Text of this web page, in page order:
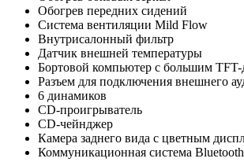
Обогрев передних сидений
Система вентиляции Mild Flow
Внутрисалонный фильтр
Датчик внешней температуры
Бортовой компьютер с большим TFT-
Разъем для подключения внешнего
6 динамиков
CD-проигрыватель
CD-чейнджер
Камера заднего вида с цветным
Коммуникационная система Bluetooth